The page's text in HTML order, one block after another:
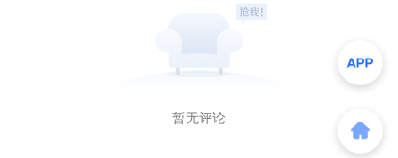
暂无评论